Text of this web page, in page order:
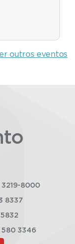
outros eventos
3219-8000
8337
3346